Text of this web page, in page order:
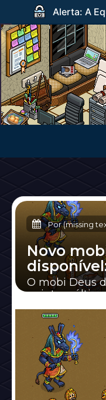
Alerta: A
Por (missing
Novo
O mobi Deus
quinta e